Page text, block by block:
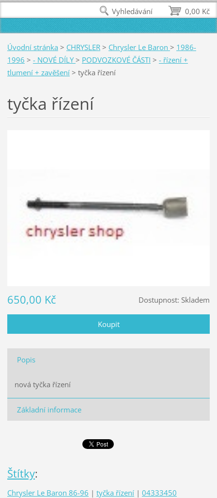
Úvodní stránka > CHRYSLER > Chrysler Le Baron > 1986-
1996 > - NOVÉ DÍLY> PODVOZKOVÉ ČÁSTI > - řízení +
tlumení + zavěšení > tyčka řízení
tyčka řízení
Dostupnost: Skladem
650,00 Kč
Popis
nová tyčka řízení
Základní informace
Štítky:
Chrysler Le Baron 86-96 | tyčka řízení | 04333450
0,00 Kč
Vyhledávání